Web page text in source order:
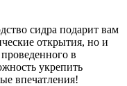
сидра подарит вам
открытия, но и
в
укрепить
впечатления!